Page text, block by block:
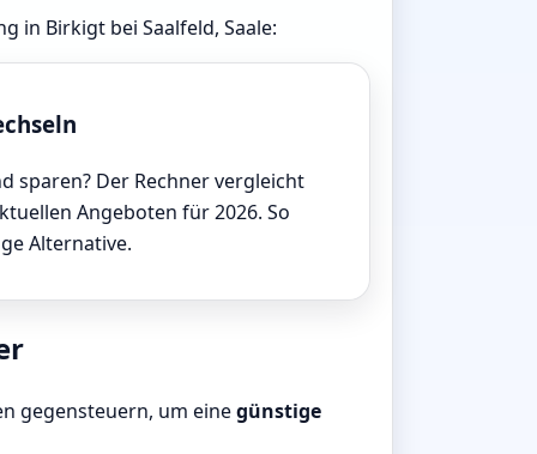
in Birkigt bei Saalfeld, Saale:
sparen? Der Rechner vergleicht
Angeboten für 2026. So
Alternative.
gegensteuern, um einegünstige